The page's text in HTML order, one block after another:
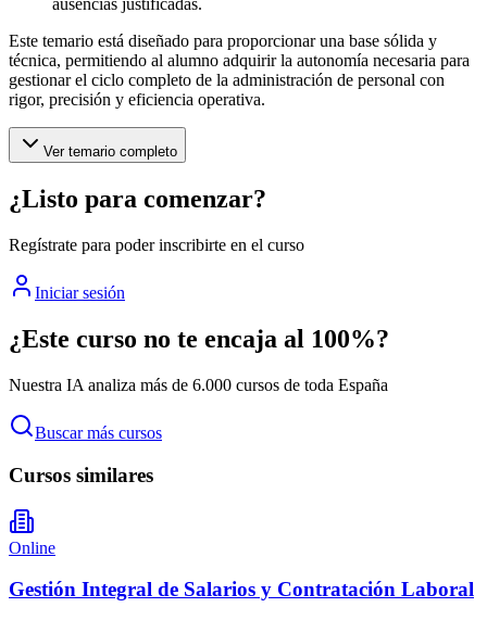
ausencias justificadas.
Este temario está diseñado para proporcionar una base sólida y
técnica, permitiendo al alumno adquirir la autonomía necesaria para
gestionar el ciclo completo de la administración de personal con
rigor, precisión y eficiencia operativa.
Ver temario completo
¿Listo para comenzar?
Regístrate para poder inscribirte en el curso
Iniciar sesión
¿Este curso no te encaja al 100%?
Nuestra IA analiza más de 6.000 cursos de toda España
Buscar más cursos
Cursos similares
Online
Gestión Integral de Salarios y Contratación Laboral